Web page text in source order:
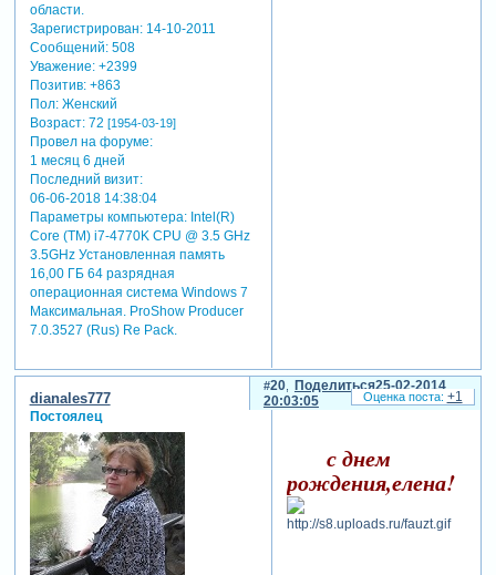
области.
Зарегистрирован: 14-10-2011
Сообщений:508
Уважение: +2399
Позитив: +863
Пол:Женский
Возраст:72 [1954-03-19]
Провел на форуме:
1 месяц 6 дней
Последний визит:
06-06-2018 14:38:04
Параметры компьютера:Intel(R)
Core (TM) i7-4770K CPU @ 3.5 GHz
3.5GHz Установленная память
16,00 ГБ 64 разрядная
операционная система Windows 7
Максимальная. ProShow Producer
7.0.3527 (Rus) Re Pack.
Поделиться
20
25-02-2014
20:03:05
dianales777
Постоялец
с днем
рождения,елена!
+1